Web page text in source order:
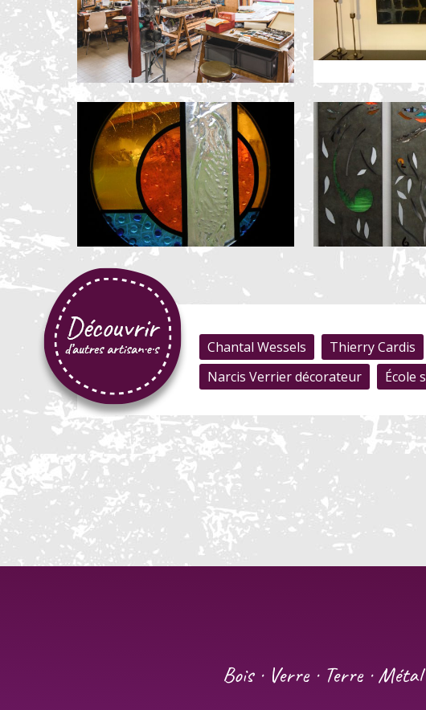
Chantal Wessels Thierry Cardis
Narcis Verrier décorateur
École
Bois · Verre · Terre ·